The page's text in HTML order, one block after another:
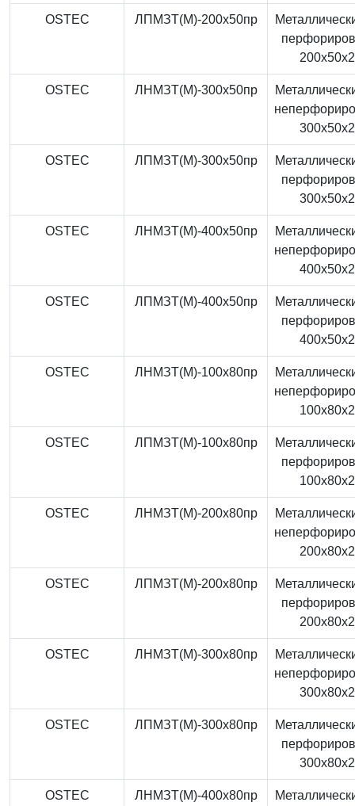
OSTEC ЛПМЗТ(М)-200x50пр
OSTEC ЛНМЗТ(М)-300x50пр
OSTEC ЛПМЗТ(М)-300x50пр
OSTEC ЛНМЗТ(М)-400x50пр
OSTEC ЛПМЗТ(М)-400x50пр
OSTEC ЛНМЗТ(М)-100x80пр
OSTEC ЛПМЗТ(М)-100x80пр
OSTEC ЛНМЗТ(М)-200x80пр
OSTEC ЛПМЗТ(М)-200x80пр
OSTEC ЛНМЗТ(М)-300x80пр
OSTEC ЛПМЗТ(М)-300x80пр
OSTEC ЛНМЗТ(М)-400x80пр